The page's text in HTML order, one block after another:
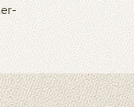
befestigen.
Klebeband
als
Artikel sind
enthalten.